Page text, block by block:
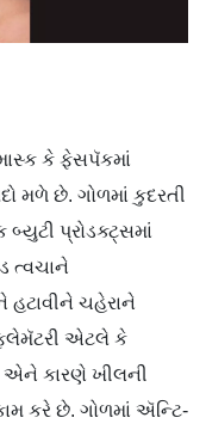
કે ફેસપૅકમાં
મળે છે. ગોળમાં કુદરતી
પ્રોડક્ટ્સમાં
ત્વચાને
ચહેરાને
એટલે કે
એને કારણે ખીલની
કરે છે. ગોળમાં ઍન્ટિ-